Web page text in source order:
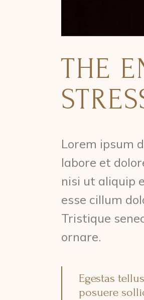
THE
Lorem ipsum
labore et
nisi ut aliquip
esse cillum
Tristique
ornare.
Egestas
posuere